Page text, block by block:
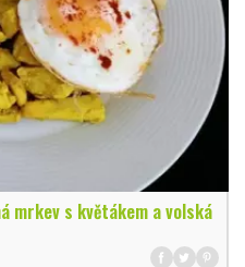
mrkev s květákem a volská